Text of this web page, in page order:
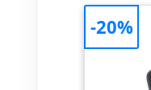
-20%